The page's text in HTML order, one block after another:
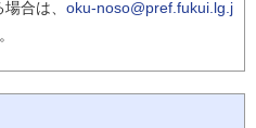
合は、 oku-noso@pref.fukui.lg.j